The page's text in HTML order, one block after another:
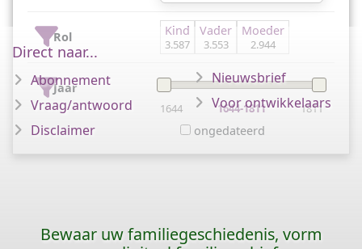
Rol Kind
3.587
Vader
3.553
Moeder
2.944
Jaar
1644 1811
1644-1811
ongedateerd
Direct naar...
Abonnement
Vraag/antwoord
Disclaimer
Nieuwsbrief
Voor ontwikkelaars
Bewaar uw familiegeschiedenis, vorm